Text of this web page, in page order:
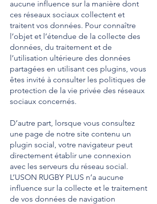
aucune influence sur la manière dont
ces réseaux sociaux collectent et
traitent vos données. Pour connaître
l’objet et l’étendue de la collecte des
données, du traitement et de
l’utilisation ultérieure des données
partagées en utilisant ces plugins, vous
êtes invité à consulter les politiques de
protection de la vie privée des réseaux
sociaux concernés.
D’autre part, lorsque vous consultez
une page de notre site contenu un
plugin social, votre navigateur peut
directement établir une connexion
avec les serveurs du réseau social.
L’USON RUGBY PLUS n’a aucune
influence sur la collecte et le traitement
de vos données de navigation